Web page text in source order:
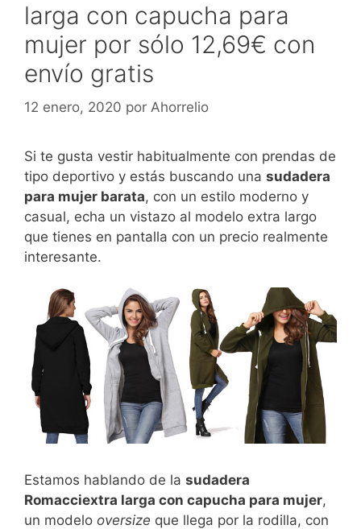
larga con capucha para
mujer por sólo 12,69€ con
envío gratis
12 enero, 2020 por Ahorrelio
Si te gusta vestir habitualmente con prendas de
tipo deportivo y estás buscando una sudadera
para mujer barata, con un estilo moderno y
casual, echa un vistazo al modelo extra largo
que tienes en pantalla con un precio realmente
interesante.
Estamos hablando de la sudadera
Romacciextra larga con capucha para mujer,
un modelo oversize que llega por la rodilla, con